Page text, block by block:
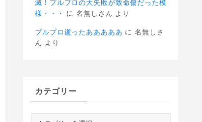
滅！プルプロの大失敗が致命傷だった模
様・・・
に名無しさん より
ブルプロ逝ったあああああ に名無しさ
ん より
カテゴリー